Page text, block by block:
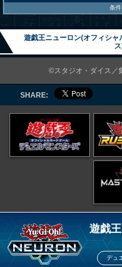
条
遊戯王ニューロン(オフィシ
©スタジオ・ダイス／
SHARE:
遊戯
デュ